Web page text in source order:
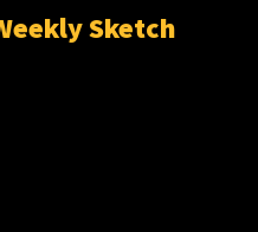
Sketch